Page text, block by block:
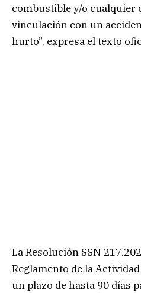
combustible y/o cualquier
vinculación con un
hurto”, expresa el texto
La Resolución SSN
Reglamento de la
un plazo de hasta 90 días